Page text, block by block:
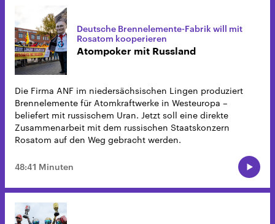
Deutsche Brennelemente-Fabrik will mit
Rosatom kooperieren
Atompoker mit Russland
Die Firma ANF im niedersächsischen Lingen produziert
Brennelemente für Atomkraftwerke in Westeuropa –
beliefert mit russischem Uran. Jetzt soll eine direkte
Zusammenarbeit mit dem russischen Staatskonzern
Rosatom auf den Weg gebracht werden.
48:41 Minuten